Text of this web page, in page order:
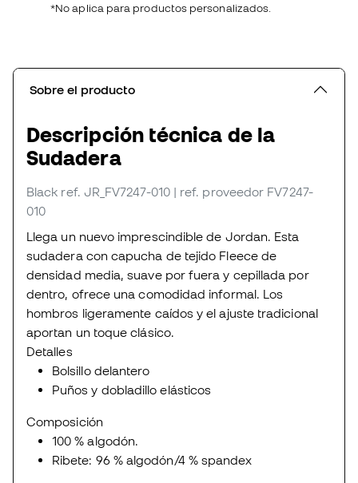
*No aplica para productos personalizados.
Sobre el producto
Descripción técnica de la
Sudadera
Black ref. JR_FV7247-010 | ref. proveedor FV7247-
010
Llega un nuevo imprescindible de Jordan. Esta
sudadera con capucha de tejido Fleece de
densidad media, suave por fuera y cepillada por
dentro, ofrece una comodidad informal. Los
hombros ligeramente caídos y el ajuste tradicional
aportan un toque clásico.
Detalles
Bolsillo delantero
Puños y dobladillo elásticos
Composición
100 % algodón.
Ribete: 96 % algodón/4 % spandex